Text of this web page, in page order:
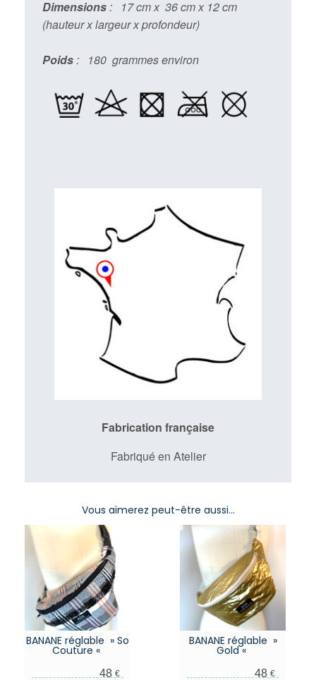
Dimensions: 17 cm x 36 cm x 12 cm
(hauteur x largeur x profondeur)
Poids: 180 grammes environ
Fabrication française
Fabriqué en Atelier
Vous aimerez peut-être aussi…
BANANE réglable » So
Couture «
48 €
BANANE réglable »
Gold «
48€